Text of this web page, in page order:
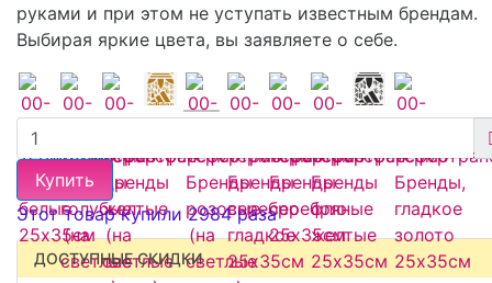
руками и при этом не уступать известным брендам.
Выбирая яркие цвета, вы заявляете о себе.
Купить
Этот товар купили 2984 раза
ДОСТУПНЫЕ СКИДКИ